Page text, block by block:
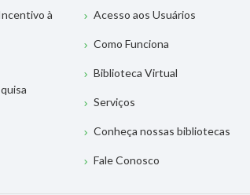
à
Acesso aos Usuários
Como Funciona
Biblioteca Virtual
Serviços
Conheça nossas bibliotecas
Fale Conosco